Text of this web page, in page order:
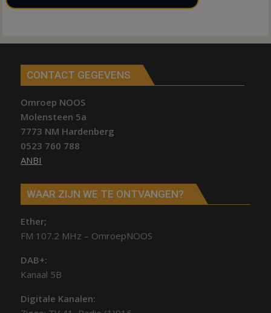
CONTACT GEGEVENS
Omroep NOOS
Molensteen 5a
7773 NM Hardenberg
0523 760 788
ANBI
WAAR ZIJN WE TE ONTVANGEN?
Ether;
FM 107.2 MHz – OmroepNOOS
DAB+:
Kanaal 5B
Digitale Kanalen: